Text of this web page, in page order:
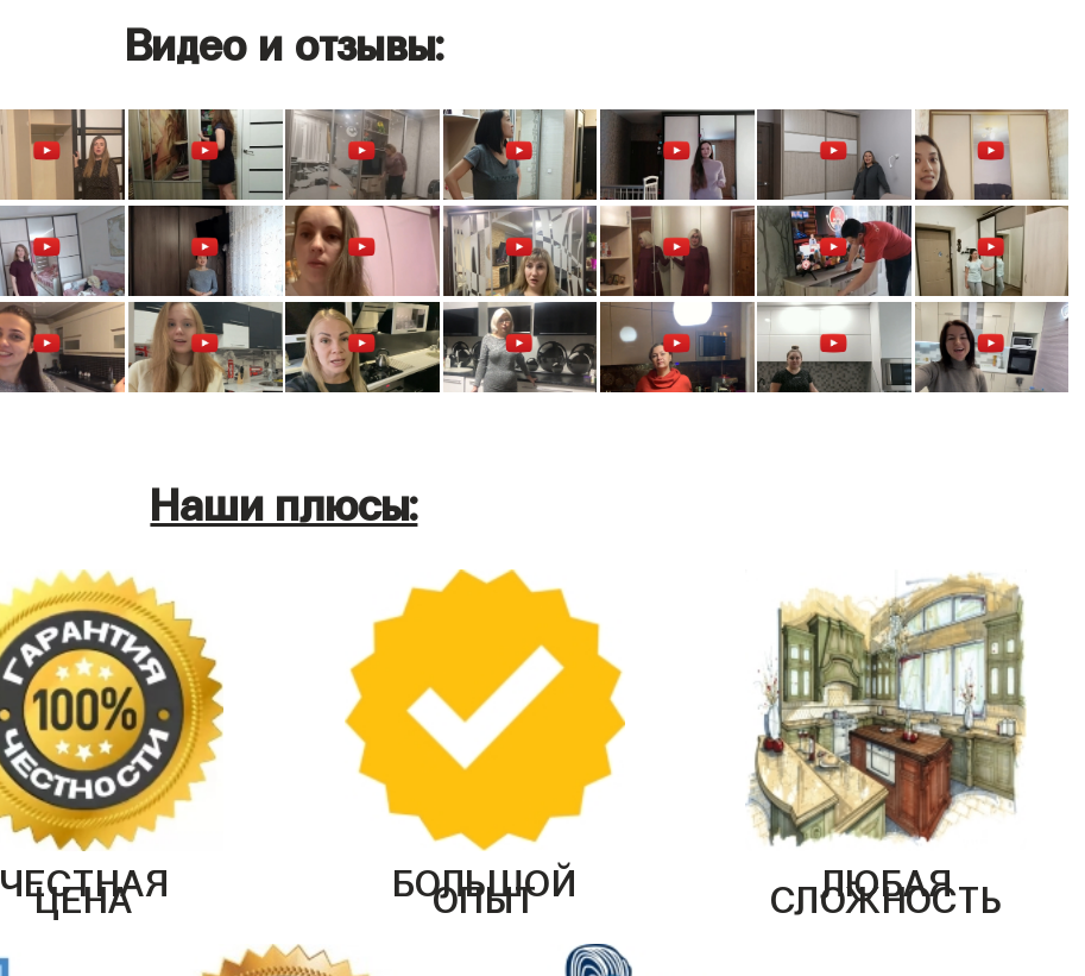
Видео и отзывы:
Наши плюсы:
ЧЕСТНАЯ
ЦЕНА БОЛЬШОЙ
ОПЫТ ЛЮБАЯ
СЛОЖНОСТЬ